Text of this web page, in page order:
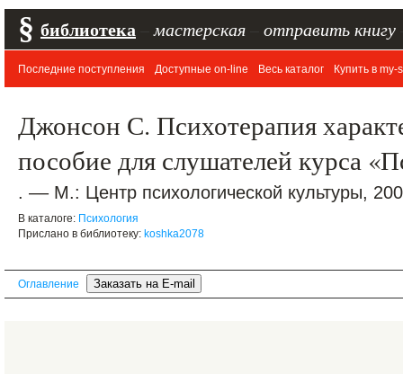
§ библиотека мастерская отправить книгу
Последние поступления Доступные on-line Весь каталог Купить в my-
Джонсон С. Психотерапия
пособие для слушателей курса
. –– М.: Центр психологической культуры,
В каталоге: Психология
Прислано в библиотеку: koshka2078
Оглавление